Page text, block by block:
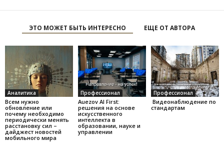
ЭТО МОЖЕТ БЫТЬ ИНТЕРЕСНО ЕЩЕ ОТ АВТОРА
Аналитика
Всем нужно
обновление или
почему необходимо
периодически менять
расстановку сил –
дайджест новостей
мобильного мира
Профессионал
Auezov AI First:
решения на основе
искусственного
интеллекта в
образовании, науке и
управлении
Профессионал
Видеонаблюдение по
стандартам